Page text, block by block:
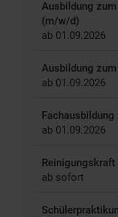
Ausbildung zum
(m/w/d)
ab 01.09.2026
Ausbildung
ab 01.09.2026
ab 01.09.2026
ab sofort